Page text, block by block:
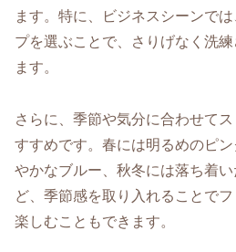
ます。特に、ビジネスシーンで
プを選ぶことで、さりげなく洗
ます。
さらに、季節や気分に合わせて
すすめです。春には明るめのピ
やかなブルー、秋冬には落ち着
ど、季節感を取り入れることで
楽しむこともできます。